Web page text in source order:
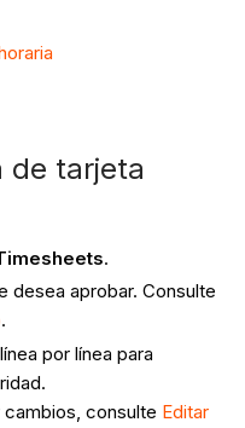
de tarjeta
.
desea aprobar. Consulte
.
por línea para
consulte Editar